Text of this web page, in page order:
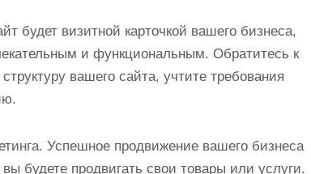
будет визитной карточкой вашего бизнеса,
и функциональным. Обратитесь к
вашего сайта, учтите требования
Успешное продвижение вашего бизнеса
будете продвигать свои товары или услуги.